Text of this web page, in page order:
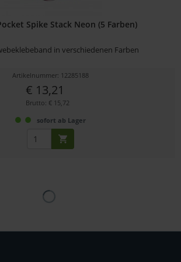
Spike Stack Neon (5 Farben)
in verschiedenen Farben
Artikelnummer: 12285188
€ 13,21
Brutto: € 15,72
sofort ab Lager